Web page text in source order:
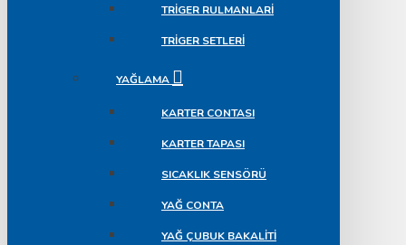
TRIGER RULMANLARI
TRIGER SETLERI
YAĞLAMA
KARTER CONTASI
KARTER TAPASI
SICAKLIK SENSÖRÜ
YAĞ CONTA
YAĞ ÇUBUK BAKALITI